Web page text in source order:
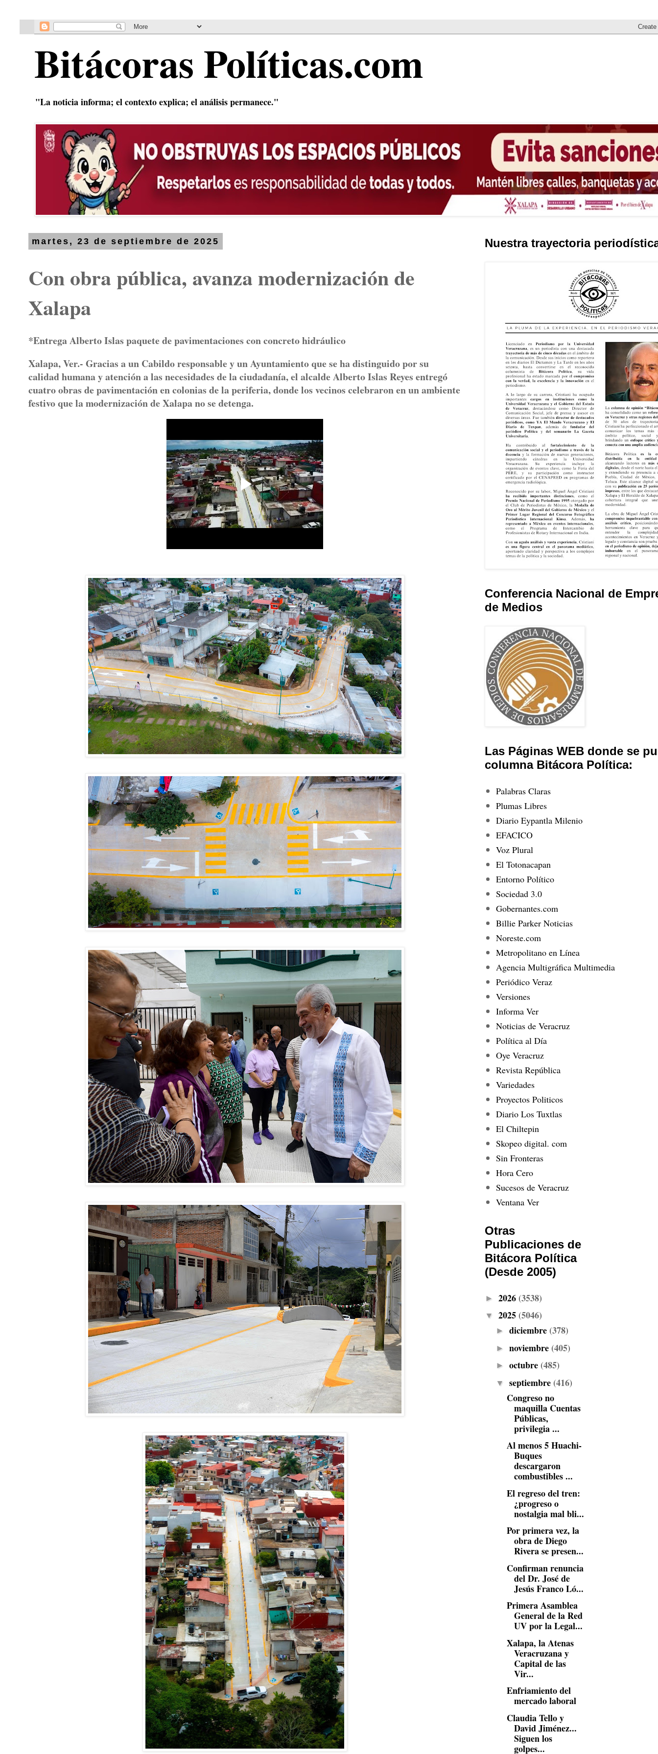
Bitácoras Políticas.com
"La noticia informa; el contexto explica; el análisis permanece."
martes, 23 de septiembre de 2025
Con obra pública, avanza modernización de
Xalapa
*Entrega Alberto Islas paquete de pavimentaciones con concreto hidráulico
Xalapa, Ver.- Gracias a un Cabildo responsable y un Ayuntamiento que se ha distinguido por su
calidad humana y atención a las necesidades de la ciudadanía, el alcalde Alberto Islas Reyes entregó
cuatro obras de pavimentación en colonias de la periferia, donde los vecinos celebraron en un ambiente
festivo que la modernización de Xalapa no se detenga.
Nuestra trayectoria
Conferencia Nacional de
de Medios
Las Páginas WEB donde se
columna Bitácora Política:
Palabras Claras
Plumas Libres
Diario Eypantla Milenio
EFACICO
Voz Plural
El Totonacapan
Entorno Político
Sociedad 3.0
Gobernantes.com
Billie Parker Noticias
Noreste.com
Metropolitano en Línea
Agencia Multigráfica Multimedia
Periódico Veraz
Versiones
Informa Ver
Noticias de Veracruz
Política al Día
Oye Veracruz
Revista República
Variedades
Proyectos Politicos
Diario Los Tuxtlas
El Chiltepin
Skopeo digital. com
Sin Fronteras
Hora Cero
Sucesos de Veracruz
Ventana Ver
Otras
Publicaciones de
Bitácora Política
(Desde 2005)
► 2026 (3538)
▼ 2025 (5046)
► diciembre (378)
► noviembre (405)
► octubre (485)
▼ septiembre (416)
Congreso no
maquilla Cuentas
Públicas,
privilegia ...
Al menos 5 Huachi-
Buques
descargaron
combustibles ...
El regreso del tren:
¿progreso o
nostalgia mal bli...
Por primera vez, la
obra de Diego
Rivera se presen...
Confirman renuncia
del Dr. José de
Jesús Franco Ló...
Primera Asamblea
General de la Red
UV por la Legal...
Xalapa, la Atenas
Veracruzana y
Capital de las
Vir...
Enfriamiento del
mercado laboral
Claudia Tello y
David Jiménez...
Siguen los
golpes...